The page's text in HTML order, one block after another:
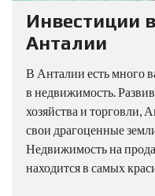
Инвестиции
Анталии
В Анталии есть много
в недвижимость.
хозяйства и торговли,
свои драгоценные
Недвижимость на
находится в самых